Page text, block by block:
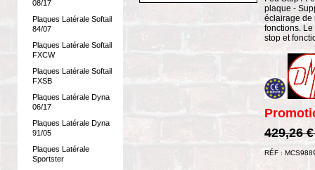
08/17
Plaques Latérale Softail
84/07
Plaques Latérale Softail
FXCW
Plaques Latérale Softail
FXSB
Plaques Latérale Dyna
06/17
Plaques Latérale Dyna
91/05
Plaques Latérale
Sportster
plaque -
éclairage de
fonctions. Le
stop et
429,26
RÉF :